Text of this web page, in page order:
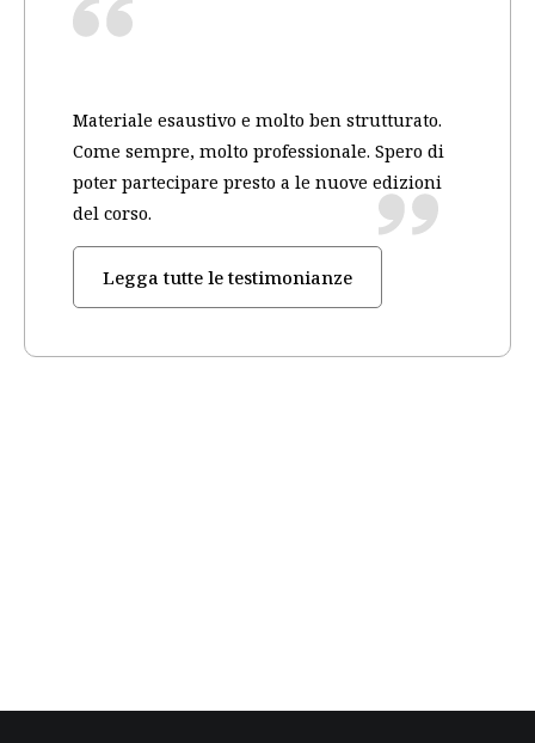
Materiale esaustivo e molto ben strutturato.
Come sempre, molto professionale. Spero di
poter partecipare presto a le nuove edizioni
del corso.
Legga tutte le testimonianze